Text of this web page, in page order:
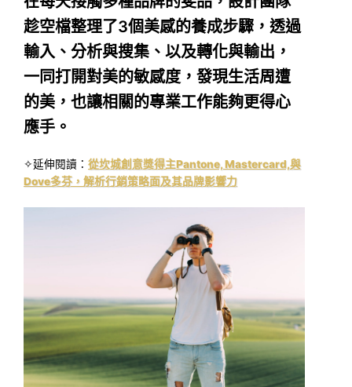
趁空檔整理了3個美感的養成步驟，透過
輸入、分析與搜集、以及轉化與輸出，
一同打開對美的敏感度，發現生活周遭
的美，也讓相關的專業工作能夠更得心
應手。
✧延伸閱讀： 從坎城創意獎得主Pantone, Mastercard,與
Dove多芬，解析行銷策略面及其品牌影響力